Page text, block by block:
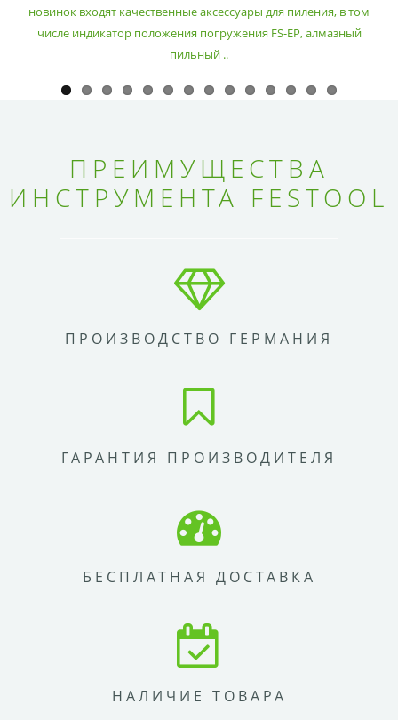
новинок входят качественные аксессуары для пиления, в том
числе индикатор положения погружения FS-EP, алмазный
пильный ..
ПРЕИМУЩЕСТВА
ИНСТРУМЕНТА FESTOOL
ПРОИЗВОДСТВО ГЕРМАНИЯ
ГАРАНТИЯ ПРОИЗВОДИТЕЛЯ
БЕСПЛАТНАЯ ДОСТАВКА
НАЛИЧИЕ ТОВАРА